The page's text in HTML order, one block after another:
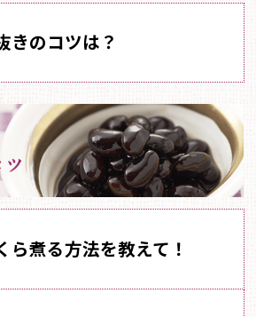
きのコツは？
ら煮る方法を教えて！